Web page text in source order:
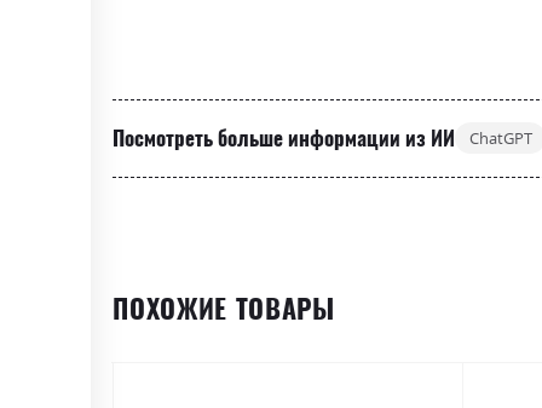
Посмотреть больше информации из ИИ ChatGPT
ПОХОЖИЕ ТОВАРЫ